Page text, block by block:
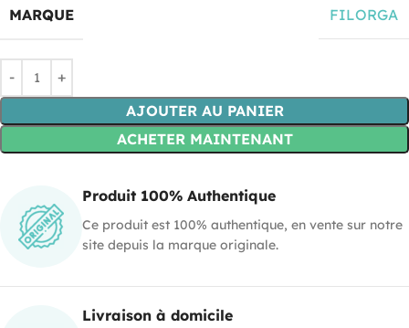
MARQUE FILORGA
AJOUTER AU PANIER
ACHETER MAINTENANT
Produit 100% Authentique
Ce produit est 100% authentique, en vente sur notre
site depuis la marque originale.
Livraison à domicile